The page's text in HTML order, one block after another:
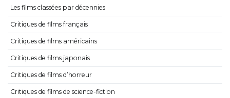
Les films classées par décennies
Critiques de films français
Critiques de films américains
Critiques de films japonais
Critiques de films d’horreur
Critiques de films de science-fiction